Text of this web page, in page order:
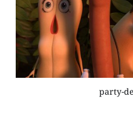
party-